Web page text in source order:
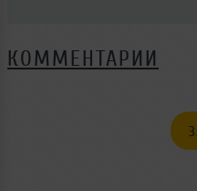
КОММЕНТАРИИ